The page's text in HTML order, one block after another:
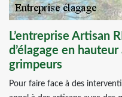
L’entreprise Artisan
d’élagage en
grimpeurs
Pour faire face à des